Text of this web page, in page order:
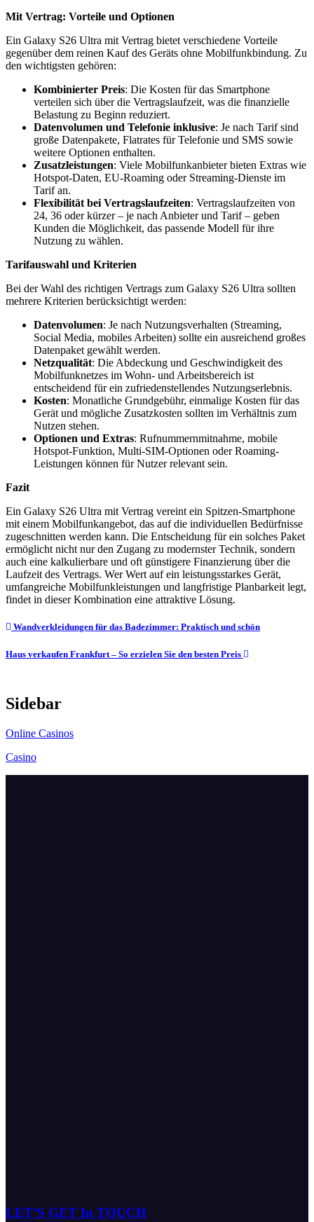
Mit Vertrag: Vorteile und Optionen
Ein Galaxy S26 Ultra mit Vertrag bietet verschiedene Vorteile
gegenüber dem reinen Kauf des Geräts ohne Mobilfunkbindung. Zu
den wichtigsten gehören:
Kombinierter Preis: Die Kosten für das Smartphone
verteilen sich über die Vertragslaufzeit, was die finanzielle
Belastung zu Beginn reduziert.
Datenvolumen und Telefonie inklusive: Je nach Tarif sind
große Datenpakete, Flatrates für Telefonie und SMS sowie
weitere Optionen enthalten.
Zusatzleistungen: Viele Mobilfunkanbieter bieten Extras wie
Hotspot-Daten, EU-Roaming oder Streaming-Dienste im
Tarif an.
Flexibilität bei Vertragslaufzeiten: Vertragslaufzeiten von
24, 36 oder kürzer – je nach Anbieter und Tarif – geben
Kunden die Möglichkeit, das passende Modell für ihre
Nutzung zu wählen.
Tarifauswahl und Kriterien
Bei der Wahl des richtigen Vertrags zum Galaxy S26 Ultra sollten
mehrere Kriterien berücksichtigt werden:
Datenvolumen: Je nach Nutzungsverhalten (Streaming,
Social Media, mobiles Arbeiten) sollte ein ausreichend großes
Datenpaket gewählt werden.
Netzqualität: Die Abdeckung und Geschwindigkeit des
Mobilfunknetzes im Wohn- und Arbeitsbereich ist
entscheidend für ein zufriedenstellendes Nutzungserlebnis.
Kosten: Monatliche Grundgebühr, einmalige Kosten für das
Gerät und mögliche Zusatzkosten sollten im Verhältnis zum
Nutzen stehen.
Optionen und Extras: Rufnummernmitnahme, mobile
Hotspot-Funktion, Multi-SIM-Optionen oder Roaming-
Leistungen können für Nutzer relevant sein.
Fazit
Ein Galaxy S26 Ultra mit Vertrag vereint ein Spitzen-Smartphone
mit einem Mobilfunkangebot, das auf die individuellen Bedürfnisse
zugeschnitten werden kann. Die Entscheidung für ein solches Paket
ermöglicht nicht nur den Zugang zu modernster Technik, sondern
auch eine kalkulierbare und oft günstigere Finanzierung über die
Laufzeit des Vertrags. Wer Wert auf ein leistungsstarkes Gerät,
umfangreiche Mobilfunkleistungen und langfristige Planbarkeit legt,
findet in dieser Kombination eine attraktive Lösung.
Post
navigation
Wandverkleidungen für das Badezimmer: Praktisch und schön
Haus verkaufen Frankfurt – So erzielen Sie den besten Preis
Sidebar
Online Casinos
Casino
LET’S GET In TOUCH